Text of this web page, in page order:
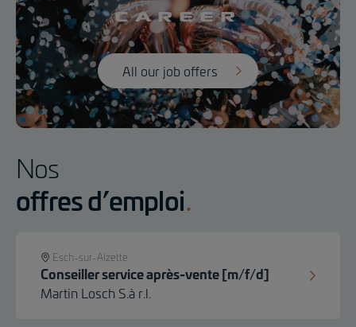
Career
All our job offers
Nos
offres d’emploi
Esch-sur-Alzette
Conseiller service après-vente [m/f/d]
Martin Losch S.à r.l.